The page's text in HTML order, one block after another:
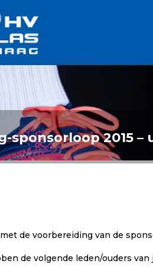
AMBITIE
sponsorloop 2015 –
de voorbereiding van de
de volgende leden/ouders